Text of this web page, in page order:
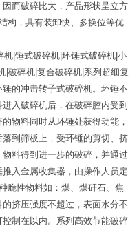
而破碎比大，产品形状呈立方
构，具有装卸快、多换位等优
|锤式破碎机|环锤式破碎机|小
|破碎机|复合破碎机|系列超细复
的冲击转子式破碎机。环锤不
入破碎机后，在破碎腔内受到
物料同时从环锤处获得动能，
到筛板上，受环锤的剪切、挤
料得到进一步的破碎，并通过
入金属收集器，由操作人员定
脆性物料如：煤、煤矸石、焦
挤压强度不超过，表面水分不
制在以内。系列高效节能破碎